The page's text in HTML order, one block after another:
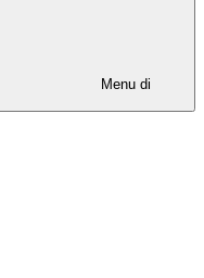
Menu di